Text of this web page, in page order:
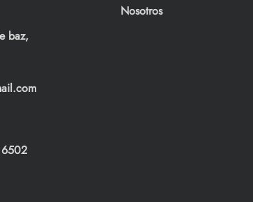
baz,
Nosotros